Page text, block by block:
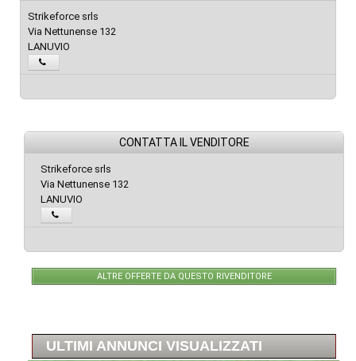
Strikeforce srls
Via Nettunense 132
LANUVIO
CONTATTA IL VENDITORE
Strikeforce srls
Via Nettunense 132
LANUVIO
ALTRE OFFERTE DA QUESTO RIVENDITORE
ULTIMI ANNUNCI VISUALIZZATI